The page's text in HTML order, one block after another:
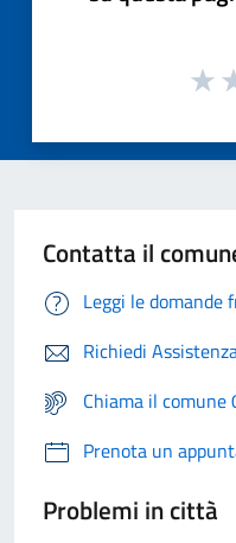
Contatta il
Leggi le domande
Richiedi
Chiama il
Prenota un
Problemi in città